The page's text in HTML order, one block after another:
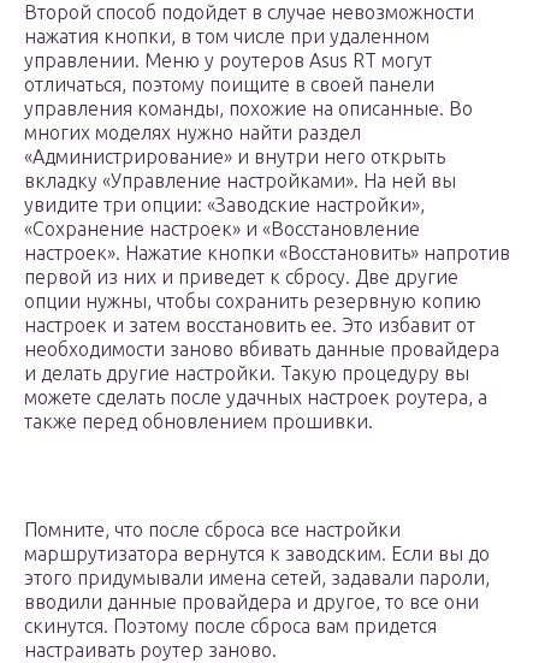
Второй способ подойдет в случае невозможности
нажатия кнопки, в том числе при удаленном
управлении. Меню у роутеров Asus RT могут
отличаться, поэтому поищите в своей панели
управления команды, похожие на описанные. Во
многих моделях нужно найти раздел
«Администрирование» и внутри него открыть
вкладку «Управление настройками». На ней вы
увидите три опции: «Заводские настройки»,
«Сохранение настроек» и «Восстановление
настроек». Нажатие кнопки «Восстановить» напротив
первой из них и приведет к сбросу. Две другие
опции нужны, чтобы сохранить резервную копию
настроек и затем восстановить ее. Это избавит от
необходимости заново вбивать данные провайдера
и делать другие настройки. Такую процедуру вы
можете сделать после удачных настроек роутера, а
также перед обновлением прошивки.
Помните, что после сброса все настройки
маршрутизатора вернутся к заводским. Если вы до
этого придумывали имена сетей, задавали пароли,
вводили данные провайдера и другое, то все они
скинутся. Поэтому после сброса вам придется
настраивать роутер заново.